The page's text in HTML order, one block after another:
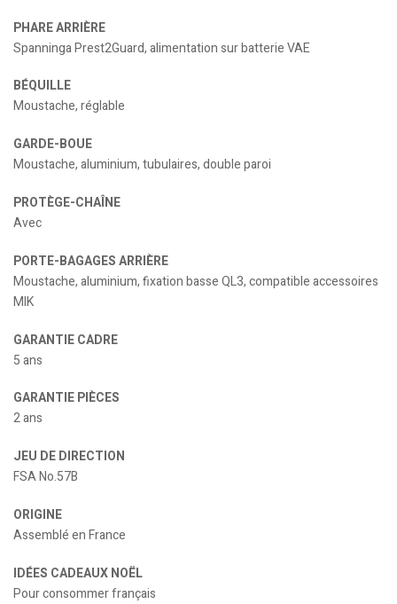
PHARE ARRIÈRE
Spanninga Prest2Guard, alimentation sur batterie VAE
BÉQUILLE
Moustache, réglable
GARDE-BOUE
Moustache, aluminium, tubulaires, double paroi
PROTÈGE-CHAÎNE
Avec
PORTE-BAGAGES ARRIÈRE
Moustache, aluminium, fixation basse QL3, compatible accessoires
MIK
GARANTIE CADRE
5 ans
GARANTIE PIÈCES
2 ans
JEU DE DIRECTION
FSA No.57B
ORIGINE
Assemblé en France
IDÉES CADEAUX NOËL
Pour consommer français